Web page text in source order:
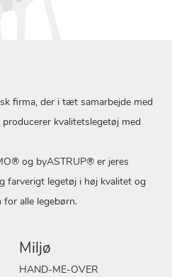
firma, der i tæt samarbejde med
kvalitetslegetøj med
og byASTRUP® er jeres
farverigt legetøj i høj kvalitet og
alle legebørn.
Miljø
HAND-ME-OVER